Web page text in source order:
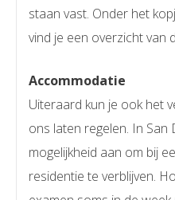
staan vast. Onder het
vind je een overzicht van
Accommodatie
Uiteraard kun je ook het
ons laten regelen. In San
mogelijkheid aan om bij
residentie te verblijven.